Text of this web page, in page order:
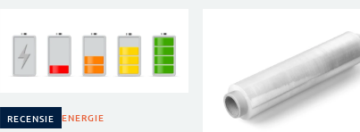
RECENSIE ENERGIE